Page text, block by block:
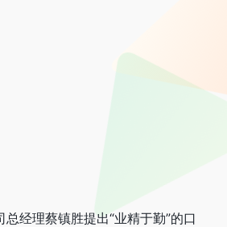
经理蔡镇胜提出“业精于勤”的口